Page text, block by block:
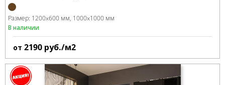
Размер: 1200x600 мм 1000x1000 мм
В наличии
от 2190 руб./м2